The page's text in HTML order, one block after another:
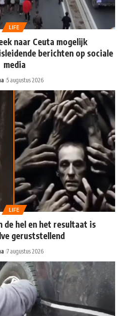
LIFE
naar Ceuta mogelijk
berichten op sociale
media
5 augustus 2026
LIFE
de hel en het resultaat is
geruststellend
7 augustus 2026